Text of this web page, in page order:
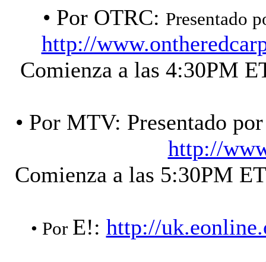
• Por OTRC: Presentado
http://
Comienza a las 4:30PM
• Por MTV: Presentado
http://
Comienza a las 5:30PM
• Por E!: http://